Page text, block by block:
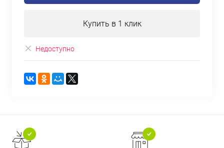
Купить в 1 клик
Недоступно